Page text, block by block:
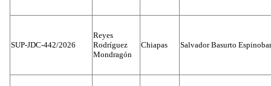
SUP-JDC-442/2026
Reyes
Rodríguez
Mondragón
Chiapas Salvador Basurto